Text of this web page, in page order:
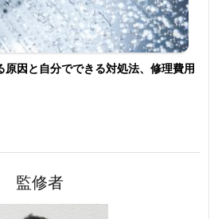
原因と自分でできる対処法、修理費用
監修者